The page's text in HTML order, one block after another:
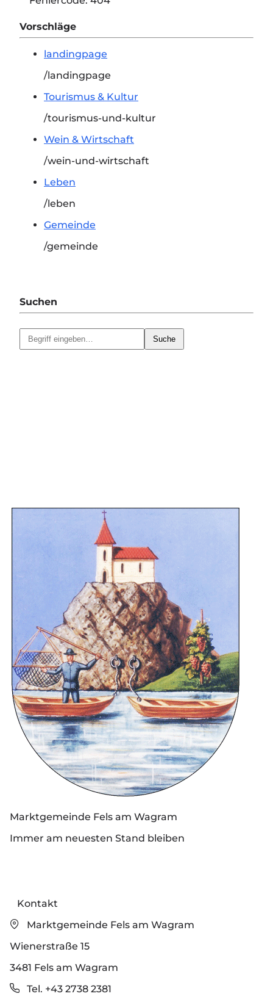
Vorschläge
landingpage
/landingpage
Tourismus & Kultur
/tourismus-und-kultur
Wein & Wirtschaft
/wein-und-wirtschaft
Leben
/leben
Gemeinde
/gemeinde
Suchen
Suche
Marktgemeinde Fels am Wagram
Immer am neuesten Stand bleiben
Kontakt
Marktgemeinde Fels am Wagram
Wienerstraße 15
3481 Fels am Wagram
Tel. +43 2738 2381